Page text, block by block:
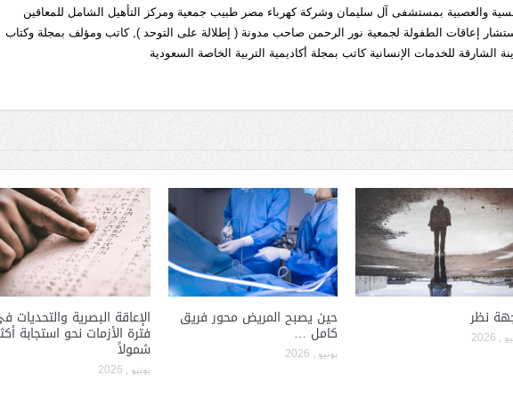
والعصبية بمستشفى آل سليمان وشركة كهرباء مصر طبيب جمعية ومركز التأهيل الشامل للمعاقين
إعاقات الطفولة لجمعية نور الرحمن صاحب مدونة ( إطلالة على التوحد ), كاتب ومؤلف بمجلة وكتاب
الشارقة للخدمات الإنسانية كاتب بمجلة أكاديمية التربية الخاصة السعودية
نظر
, 2026
حين يصبح المريض محور فريق
كامل …
يونيو , 2026
الإعاقة البصرية والتحديات
فترة الأزمات نحو استجابة
شمولاً
يونيو , 2026